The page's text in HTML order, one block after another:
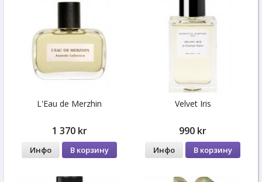
L'Eau de Merzhin
1 370 kr
Инфо В корзину
Velvet Iris
990 kr
Инфо В корзину